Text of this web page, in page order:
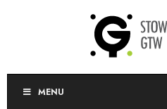
MENU